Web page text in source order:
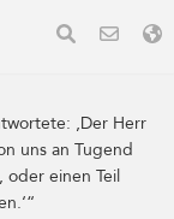
‚Der Herr
uns an Tugend
oder einen Teil